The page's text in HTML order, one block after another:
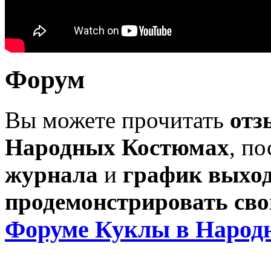
Форум
Вы можете прочитать
Народных Костюмах,
журнала и график
продемонстрировать
Форуме Куклы в